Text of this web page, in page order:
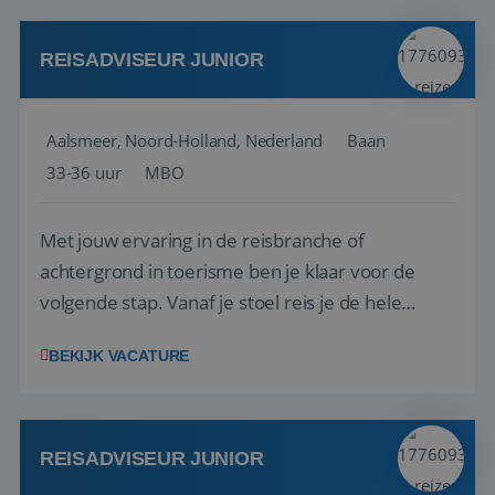
werken: of het nu gaat om vragen ...
REISADVISEUR JUNIOR
Aalsmeer, Noord-Holland, Nederland
Baan
33-36 uur
MBO
Met jouw ervaring in de reisbranche of
achtergrond in toerisme ben je klaar voor de
volgende stap. Vanaf je stoel reis je de hele
wensen van je team, je klant en wat er in de
klanten te overtuigen om die droomreis te
boeken! ...
BEKIJK VACATURE
REISADVISEUR JUNIOR